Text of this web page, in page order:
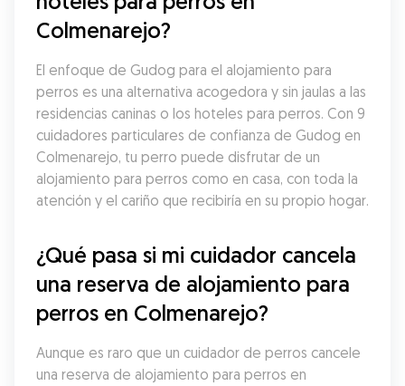
Colmenarejo?
El enfoque de Gudog para el alojamiento para
perros es una alternativa acogedora y sin jaulas a las
residencias caninas o los hoteles para perros. Con 9
cuidadores particulares de confianza de Gudog en
Colmenarejo, tu perro puede disfrutar de un
alojamiento para perros como en casa, con toda la
atención y el cariño que recibiría en su propio hogar.
¿Qué pasa si mi cuidador cancela
una reserva de alojamiento para
perros en Colmenarejo?
Aunque es raro que un cuidador de perros cancele
una reserva de alojamiento para perros en